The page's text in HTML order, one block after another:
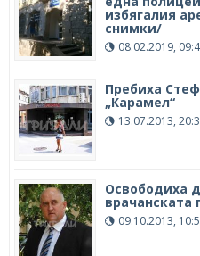
избягалия
снимки/
08.02.2019,
Пребиха
„Карамел“
13.07.2013,
Освободиха
врачанската
09.10.2013,